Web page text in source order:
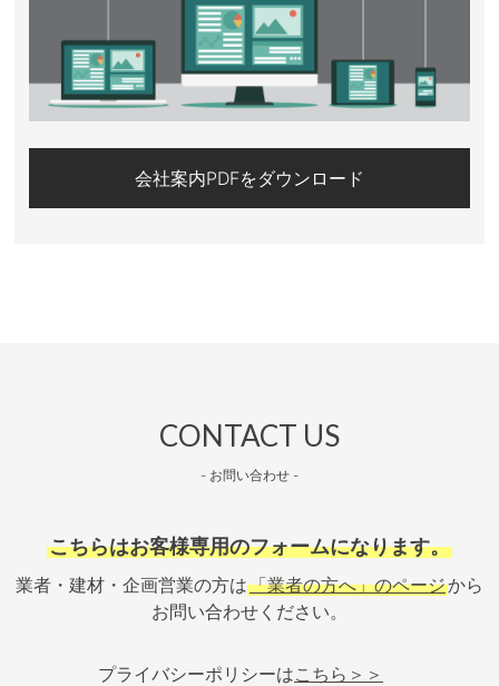
会社案内PDFをダウンロード
CONTACT US
- お問い合わせ -
こちらはお客様専用のフォームになります。
業者・建材・企画営業の方は「業者の方へ」のページから
お問い合わせください。
プライバシーポリシーはこちら＞＞